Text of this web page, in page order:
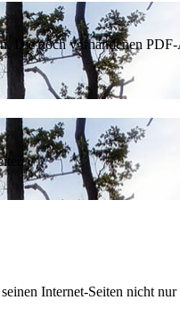
Die noch vorhandenen
Internet-Seiten nicht